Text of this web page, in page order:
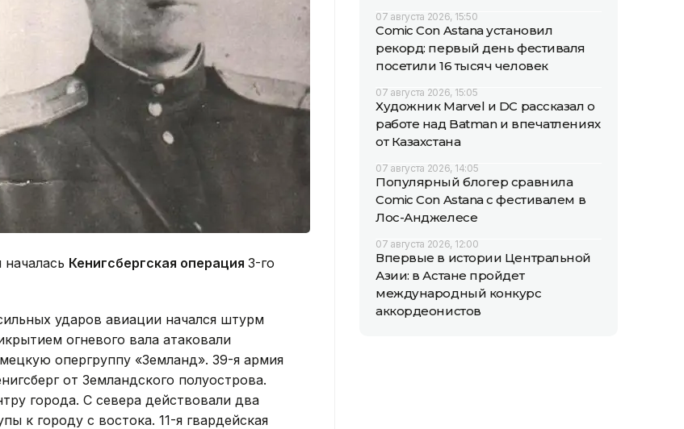
началась Кенигсбергская операция 3-го
ударов авиации начался штурм
огневого вала атаковали
опергруппу «Земланд». 39-я армия
от Земландского полуострова.
города. С севера действовали два
к городу с востока. 11-я гвардейская
07 августа 2026, 15:50
Comic Con Astana установил
рекорд: первый день фестиваля
посетили 16 тысяч человек
07 августа 2026, 15:05
Художник Marvel и DC рассказал о
работе над Batman и впечатлениях
от Казахстана
07 августа 2026, 14:05
Популярный блогер сравнила
Comic Con Astana с фестивалем в
Лос-Анджелесе
07 августа 2026, 12:00
Впервые в истории Центральной
Азии: в Астане пройдет
международный конкурс
аккордеонистов